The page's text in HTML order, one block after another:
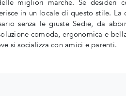
migliori marche. Se desideri
in un locale di questo stile. La
senza le giuste Sedie, da
comoda, ergonomica e
si socializza con amici e parenti.